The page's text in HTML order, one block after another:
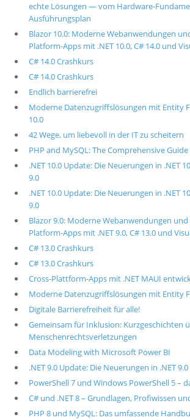
echte Lösungen — vom Hardware-
Ausführungsplan
Blazor 10.0: Moderne Webanwendungen
Platform-Apps mit .NET 10.0, C# 14.0 und
C# 14.0 Crashkurs
C# 14.0 Crashkurs
Endlich barrierefrei
Moderne Datenzugriffslösungen mit Entity
10.0
42 Wege, um liebevoll in der IT zu scheitern
PHP and MySQL: The Comprehensive Guide
.NET 10.0 Update: Die Neuerungen in .NET
9.0
.NET 10.0 Update: Die Neuerungen in .NET
9.0
Blazor 9.0: Moderne Webanwendungen
Platform-Apps mit .NET 9.0, C# 13.0 und
C# 13.0 Crashkurs
C# 13.0 Crashkurs
Cross-Plattform-Apps mit .NET MAUI
Moderne Datenzugriffslösungen mit Entity
Digitale Barrierefreiheit für alle!
Gemeinsam für Inklusion: Kurzgeschichten
Menschenrechtsverletzungen
Data Modeling with Microsoft Power BI
.NET 9.0 Update: Die Neuerungen in .NET
PowerShell 7 und Windows PowerShell 5 –
C# und .NET 8 – Grundlagen, Profiwissen
PHP 8 und MySQL: Das umfassende